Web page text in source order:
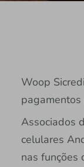
Woop
Associados
celulares
nas funções